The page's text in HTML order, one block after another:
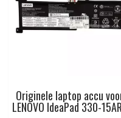
Originele laptop accu
LENOVO IdeaPad 330-